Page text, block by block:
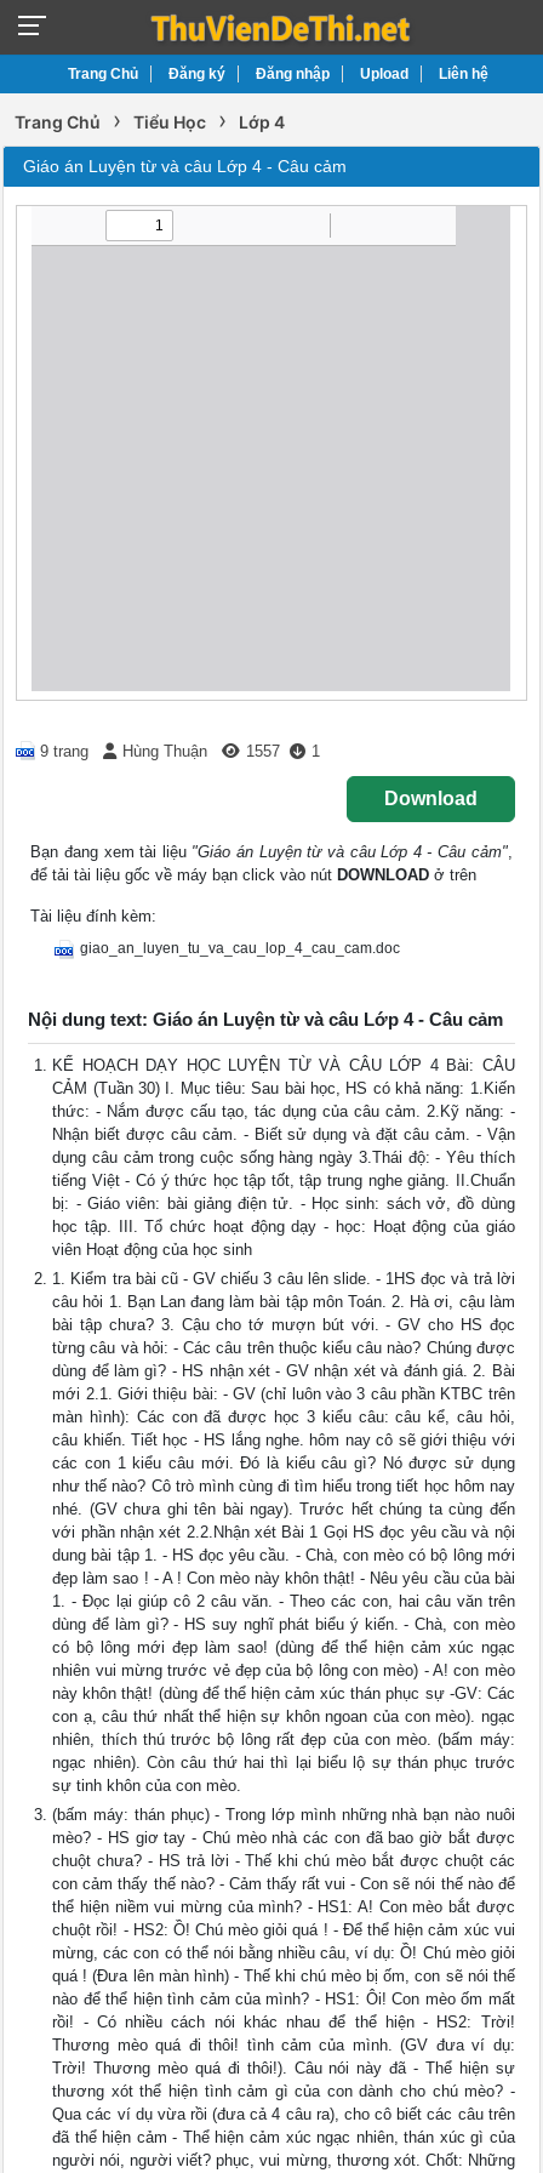
Trang Chủ Đăng ký Đăng nhập Upload Liên hệ
Trang Chủ › Tiểu Học › Lớp 4
Giáo án Luyện từ và câu Lớp 4 - Câu cảm
9 trang Hùng Thuận 1557 1
Download
Bạn đang xem tài liệu "Giáo án Luyện từ và câu Lớp 4 - Câu cảm",
để tải tài liệu gốc về máy bạn click vào nút DOWNLOAD ở trên
Tài liệu đính kèm:
giao_an_luyen_tu_va_cau_lop_4_cau_cam.doc
Nội dung text: Giáo án Luyện từ và câu Lớp 4 - Câu cảm
KẾ HOẠCH DẠY HỌC LUYỆN TỪ VÀ CÂU LỚP 4 Bài: CÂU
CẢM (Tuần 30) I. Mục tiêu: Sau bài học, HS có khả năng: 1.Kiến
thức: - Nắm được cấu tạo, tác dụng của câu cảm. 2.Kỹ năng: -
Nhận biết được câu cảm. - Biết sử dụng và đặt câu cảm. - Vận
dụng câu cảm trong cuộc sống hàng ngày 3.Thái độ: - Yêu thích
tiếng Việt - Có ý thức học tập tốt, tập trung nghe giảng. II.Chuẩn
bị: - Giáo viên: bài giảng điện tử. - Học sinh: sách vở, đồ dùng
học tập. III. Tổ chức hoạt động dạy - học: Hoạt động của giáo
viên Hoạt động của học sinh
1. Kiểm tra bài cũ - GV chiếu 3 câu lên slide. - 1HS đọc và trả lời
câu hỏi 1. Bạn Lan đang làm bài tập môn Toán. 2. Hà ơi, cậu làm
bài tập chưa? 3. Cậu cho tớ mượn bút với. - GV cho HS đọc
từng câu và hỏi: - Các câu trên thuộc kiểu câu nào? Chúng được
dùng để làm gì? - HS nhận xét - GV nhận xét và đánh giá. 2. Bài
mới 2.1. Giới thiệu bài: - GV (chỉ luôn vào 3 câu phần KTBC trên
màn hình): Các con đã được học 3 kiểu câu: câu kể, câu hỏi,
câu khiến. Tiết học - HS lắng nghe. hôm nay cô sẽ giới thiệu với
các con 1 kiểu câu mới. Đó là kiểu câu gì? Nó được sử dụng
như thế nào? Cô trò mình cùng đi tìm hiểu trong tiết học hôm nay
nhé. (GV chưa ghi tên bài ngay). Trước hết chúng ta cùng đến
với phần nhận xét 2.2.Nhận xét Bài 1 Gọi HS đọc yêu cầu và nội
dung bài tập 1. - HS đọc yêu cầu. - Chà, con mèo có bộ lông mới
đẹp làm sao ! - A ! Con mèo này khôn thật! - Nêu yêu cầu của bài
1. - Đọc lại giúp cô 2 câu văn. - Theo các con, hai câu văn trên
dùng để làm gì? - HS suy nghĩ phát biểu ý kiến. - Chà, con mèo
có bộ lông mới đẹp làm sao! (dùng để thể hiện cảm xúc ngạc
nhiên vui mừng trước vẻ đẹp của bộ lông con mèo) - A! con mèo
này khôn thật! (dùng để thể hiện cảm xúc thán phục sự -GV: Các
con ạ, câu thứ nhất thể hiện sự khôn ngoan của con mèo). ngạc
nhiên, thích thú trước bộ lông rất đẹp của con mèo. (bấm máy:
ngạc nhiên). Còn câu thứ hai thì lại biểu lộ sự thán phục trước
sự tinh khôn của con mèo.
(bấm máy: thán phục) - Trong lớp mình những nhà bạn nào nuôi
mèo? - HS giơ tay - Chú mèo nhà các con đã bao giờ bắt được
chuột chưa? - HS trả lời - Thế khi chú mèo bắt được chuột các
con cảm thấy thế nào? - Cảm thấy rất vui - Con sẽ nói thế nào để
thể hiện niềm vui mừng của mình? - HS1: A! Con mèo bắt được
chuột rồi! - HS2: Ồ! Chú mèo giỏi quá ! - Để thể hiện cảm xúc vui
mừng, các con có thể nói bằng nhiều câu, ví dụ: Ồ! Chú mèo giỏi
quá ! (Đưa lên màn hình) - Thế khi chú mèo bị ốm, con sẽ nói thế
nào để thể hiện tình cảm của mình? - HS1: Ôi! Con mèo ốm mất
rồi! - Có nhiều cách nói khác nhau để thể hiện - HS2: Trời!
Thương mèo quá đi thôi! tình cảm của mình. (GV đưa ví dụ:
Trời! Thương mèo quá đi thôi!). Câu nói này đã - Thể hiện sự
thương xót thể hiện tình cảm gì của con dành cho chú mèo? -
Qua các ví dụ vừa rồi (đưa cả 4 câu ra), cho cô biết các câu trên
đã thể hiện cảm - Thể hiện cảm xúc ngạc nhiên, thán xúc gì của
người nói, người viết? phục, vui mừng, thương xót. Chốt: Những